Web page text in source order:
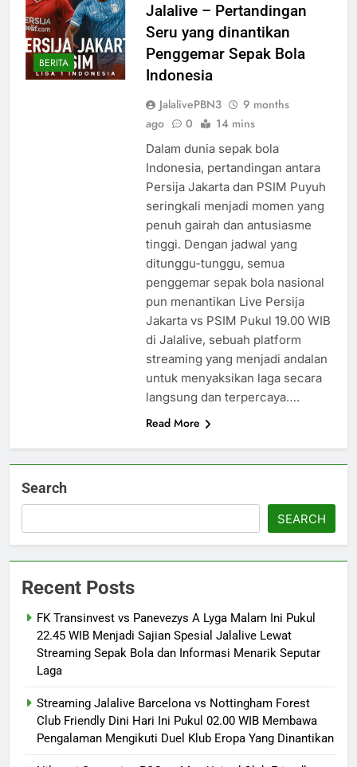
BERITA
Jalalive – Pertandingan
Seru yang dinantikan
Penggemar Sepak Bola
Indonesia
JalalivePBN3
9 months
ago
0 14 mins
Dalam dunia sepak bola
Indonesia, pertandingan antara
Persija Jakarta dan PSIM Puyuh
seringkali menjadi momen yang
penuh gairah dan antusiasme
tinggi. Dengan jadwal yang
ditunggu-tunggu, semua
penggemar sepak bola nasional
pun menantikan Live Persija
Jakarta vs PSIM Pukul 19.00 WIB
di Jalalive, sebuah platform
streaming yang menjadi andalan
untuk menyaksikan laga secara
langsung dan terpercaya….
Read More
Search
SEARCH
Recent Posts
FK Transinvest vs Panevezys A Lyga Malam Ini Pukul
22.45 WIB Menjadi Sajian Spesial Jalalive Lewat
Streaming Sepak Bola dan Informasi Menarik Seputar
Laga
Streaming Jalalive Barcelona vs Nottingham Forest
Club Friendly Dini Hari Ini Pukul 02.00 WIB Membawa
Pengalaman Mengikuti Duel Klub Eropa Yang Dinantikan